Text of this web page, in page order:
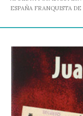
ESPAÑA FRANQUISTA